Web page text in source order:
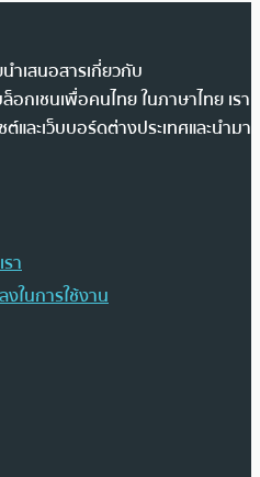
ำเสนอสารเกี่ยวกับ
อกเชนเพื่อคนไทย ในภาษาไทย เรา
ละเว็บบอร์ดต่างประเทศและนำมา
า
ในการใช้งาน